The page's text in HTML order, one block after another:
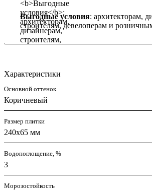
Выгодные условия: архитекторам,
строителям, девелоперам и
Характеристики
Основной оттенок
Коричневый
Размер плитки
240x65 мм
Водопоглощение, %
3
Морозостойкость